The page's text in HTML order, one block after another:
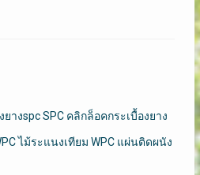
ยางspc SPC คลิกล็อคกระเบื้องยาง
ไม้ระแนงเทียม WPC แผ่นติดผนัง